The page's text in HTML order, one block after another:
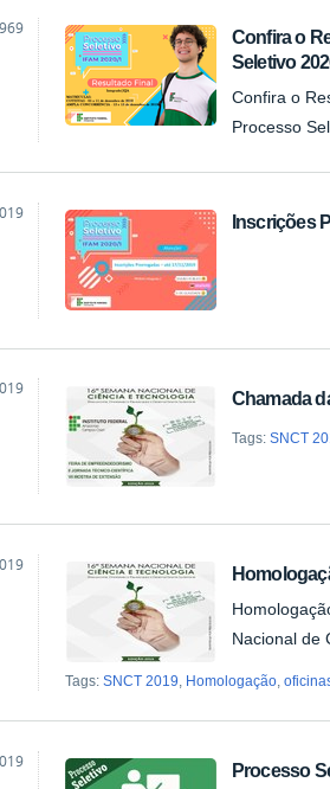
Confira o
Seletivo
Confira o
Processo
Inscrições
Chamada
Tags: SNCT
Nacional de
Tags:SNCT 2019, Homologação,
Processo